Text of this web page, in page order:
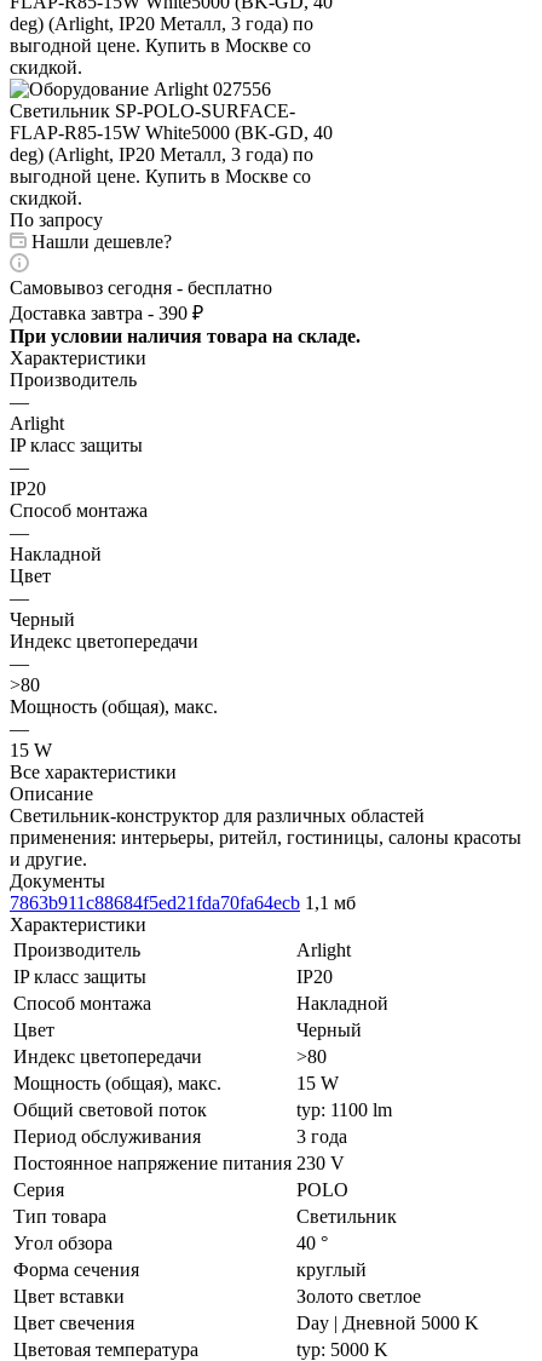
По запросу
Нашли дешевле?
Самовывоз сегодня - бесплатно
Доставка завтра - 390 ₽
При условии наличия товара на складе.
Характеристики
Производитель
—
Arlight
IP класс защиты
—
IP20
Способ монтажа
—
Накладной
Цвет
—
Черный
Индекс цветопередачи
—
>80
Мощность (общая), макс.
—
15 W
Все характеристики
Описание
Светильник-конструктор для различных областей
применения: интерьеры, ритейл, гостиницы, салоны красоты
и другие.
Документы
7863b911c88684f5ed21fda70fa64ecb 1,1 мб
Характеристики
Производитель
Arlight
IP класс защиты
IP20
Способ монтажа
Накладной
Цвет
Черный
Индекс цветопередачи
>80
Мощность (общая), макс.
15 W
Общий световой поток
typ: 1100 lm
Период обслуживания
3 года
Постоянное напряжение питания 230 V
Серия
POLO
Тип товара
Светильник
Угол обзора
40 °
Форма сечения
круглый
Цвет вставки
Золото светлое
Цвет свечения
Day | Дневной 5000 K
Цветовая температура
typ: 5000 K